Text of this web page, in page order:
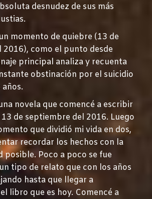
desnudez de sus más
momento de quiebre (13 de
como el punto desde
principal analiza y recuenta
obstinación por el suicidio
novela que comencé a escribir
13 de septiembre del 2016. Luego
que dividió mi vida en dos,
recordar los hechos con la
posible. Poco a poco se fue
tipo de relato que con los años
hasta que llegar a
libro que es hoy. Comencé a